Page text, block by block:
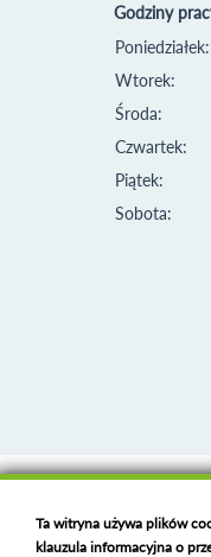
Godziny
Poniedziałek:
Wtorek:
Środa:
Czwartek:
Piątek:
Sobota:
Deklaracja dostępności
Ta witryna używa plików
klauzula informacyjna o